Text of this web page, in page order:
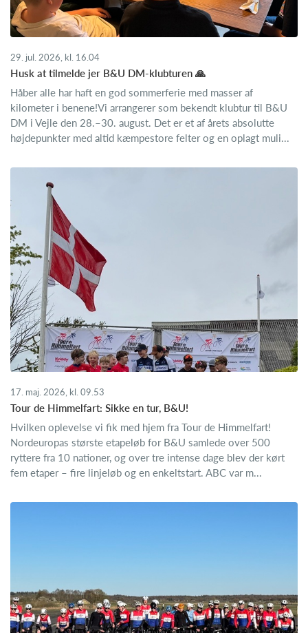
29. jul. 2026, kl. 16.04
Husk at tilmelde jer B&U DM-klubturen 🙏
Håber alle har haft en god sommerferie med masser af
kilometer i benene!Vi arrangerer som bekendt klubtur til B&U
DM i Vejle den 28.–30. august. Det er et af årets absolutte
højdepunkter med altid kæmpestore felter og en oplagt muli...
17. maj. 2026, kl. 09.53
Tour de Himmelfart: Sikke en tur, B&U!
Hvilken oplevelse vi fik med hjem fra Tour de Himmelfart!
Nordeuropas største etapeløb for B&U samlede over 500
ryttere fra 10 nationer, og over tre intense dage blev der kørt
fem etaper – fire linjeløb og en enkeltstart. ABC var m...